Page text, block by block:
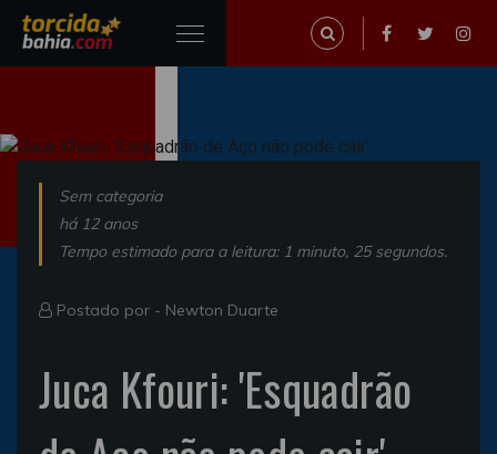
Sem categoria
há 12 anos
Tempo estimado para a leitura: 1 minuto, 25 segundos.
Postado por - Newton Duarte
Juca Kfouri: 'Esquadrão